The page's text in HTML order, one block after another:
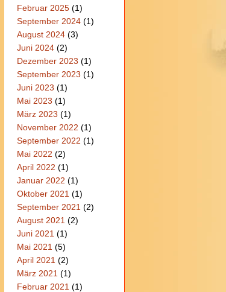
Februar 2025(1)
September 2024(1)
August 2024(3)
Juni 2024(2)
Dezember 2023 (1)
September 2023 (1)
Juni 2023 (1)
Mai 2023 (1)
März 2023 (1)
November 2022 (1)
September 2022 (1)
Mai 2022 (2)
April 2022 (1)
Januar 2022 (1)
Oktober 2021 (1)
September 2021 (2)
August 2021 (2)
Juni 2021 (1)
Mai 2021 (5)
April 2021 (2)
März 2021 (1)
Februar 2021 (1)